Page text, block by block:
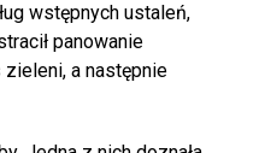
wstępnych ustaleń,
panowanie
zieleni, a następnie